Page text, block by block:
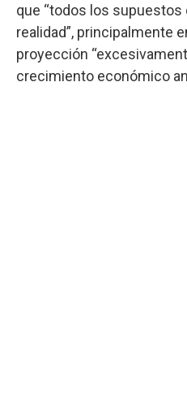
que “todos los supuestos
realidad”, principalmente
proyección
crecimiento económico